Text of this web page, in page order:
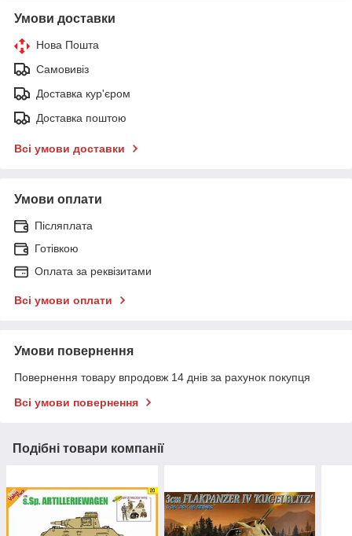
Умови доставки
Нова Пошта
Самовивіз
Доставка кур'єром
Доставка поштою
Всі умови доставки
Умови оплати
Післяплата
Готівкою
Оплата за реквізитами
Всі умови оплати
Умови повернення
Повернення товару впродовж 14 днів за рахунок покупця
Всі умови повернення
Подібні товари компанії